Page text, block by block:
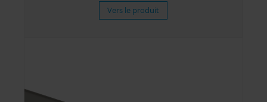
Vers le produit